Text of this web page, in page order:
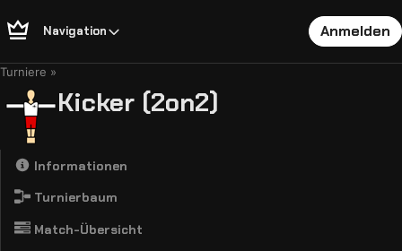
Navigation Anmelden
Turniere
Kicker (2on2)
Informationen
Turnierbaum
Match-Übersicht